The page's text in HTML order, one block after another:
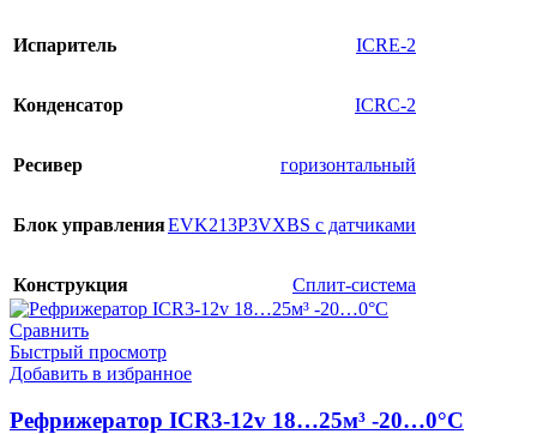
Испаритель ICRE-2
Конденсатор ICRC-2
Ресивер горизонтальный
Блок управленияEVK213P3VXBS с датчиками
Конструкция Сплит-система
Сравнить
Быстрый просмотр
Добавить в избранное
Рефрижератор ICR3-12v 18…25м³ -20…0°C